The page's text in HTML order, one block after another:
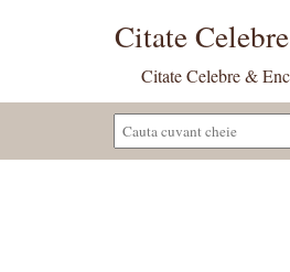
Citate
Citate Celebre &